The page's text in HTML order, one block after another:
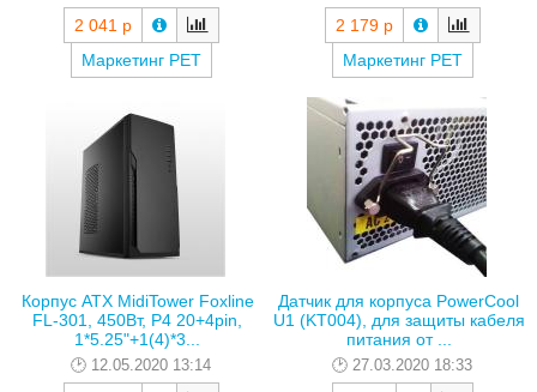
2 041 р
Маркетинг РЕТ
2 179 р
Маркетинг РЕТ
Корпус ATX MidiTower Foxline
FL-301, 450Вт, P4 20+4pin,
1*5.25"+1(4)*3...
12.05.2020 13:14
Датчик для корпуса PowerCool
U1 (KT004), для защиты кабеля
питания от ...
27.03.2020 18:33